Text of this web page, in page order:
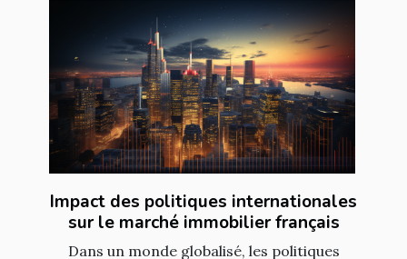
Impact des politiques internationales
sur le marché immobilier français
Dans un monde globalisé, les politiques